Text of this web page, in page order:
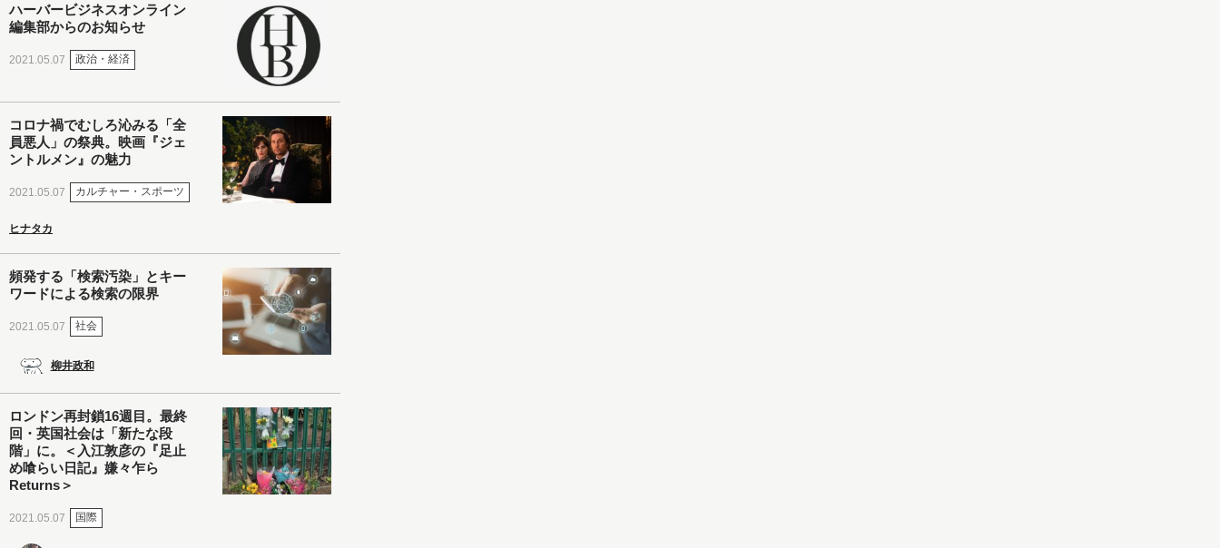
ハーバービジネスオンライン
編集部からのお知らせ
2021.05.07 政治・経済
コロナ禍でむしろ沁みる「全
員悪人」の祭典。映画『ジェ
ントルメン』の魅力
2021.05.07 カルチャー・スポーツ
ヒナタカ
頻発する「検索汚染」とキー
ワードによる検索の限界
2021.05.07 社会
柳井政和
ロンドン再封鎖16週目。最終
回・英国社会は「新たな段
階」に。＜入江敦彦の『足止
め喰らい日記』嫌々乍ら
Returns＞
2021.05.07 国際